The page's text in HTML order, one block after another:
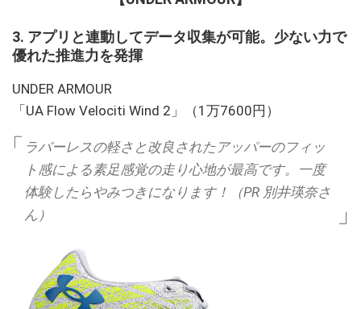
3. アプリと連動してデータ収集が可能。少ない力で
優れた推進力を発揮
UNDER ARMOUR
「UA Flow Velociti Wind 2」（1万7600円）
ラバーレスの軽さと改良されたアッパーのフィッ
ト感による素足感覚の走り心地が最高です。一度
体験したらやみつきになります！（PR 別井瑛奈さ
ん）